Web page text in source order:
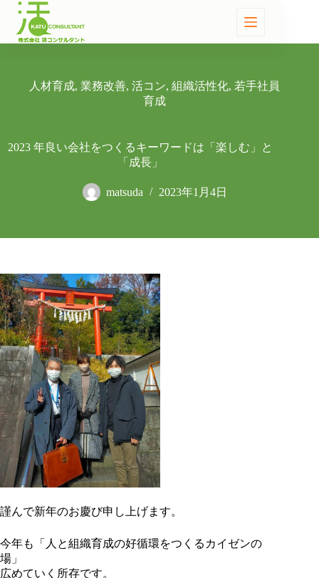
人材育成,業務改善,活コン,組織活性化, 若手社員
育成
2023 年良い会社をつくるキーワードは「楽しむ」と
「成長」
matsuda 2023年1月4日
謹んで新年のお慶び申し上げます。
今年も「人と組織育成の好循環をつくるカイゼンの
場」
広めていく所存です。